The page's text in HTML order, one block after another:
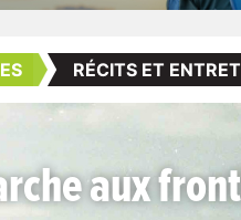
RÉCITS ET
aux